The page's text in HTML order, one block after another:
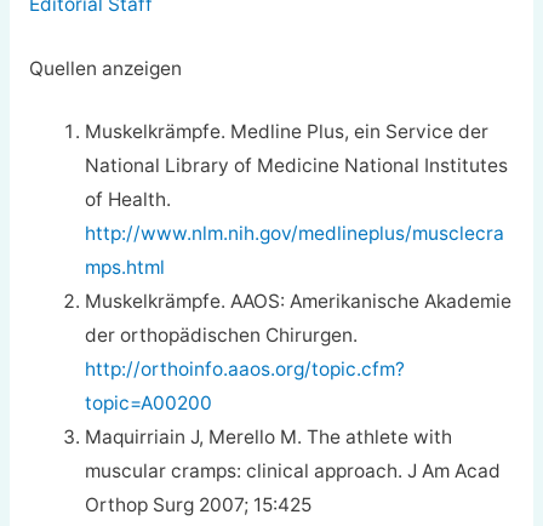
Quellen anzeigen
Muskelkrämpfe. Medline Plus, ein Service der
National Library of Medicine National Institutes
of Health.
http://www.nlm.nih.gov/medlineplus/musclecra
mps.html
Muskelkrämpfe. AAOS: Amerikanische Akademie
der orthopädischen Chirurgen.
http://orthoinfo.aaos.org/topic.cfm?
topic=A00200
Maquirriain J, Merello M. The athlete with
muscular cramps: clinical approach. J Am Acad
Orthop Surg 2007; 15:425